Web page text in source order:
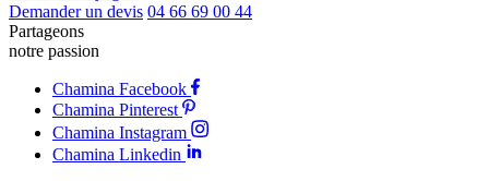
Demander un devis 04 66 69 00 44
Partageons
notre passion
Chamina Facebook
Chamina Pinterest
Chamina Instagram
Chamina Linkedin